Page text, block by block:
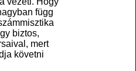
függ
biztos,
mert
követni